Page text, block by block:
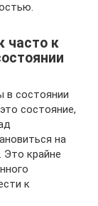
часто к
в состоянии
состояние,
на
Это крайне
к